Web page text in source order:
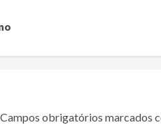
Campos obrigatórios marcados